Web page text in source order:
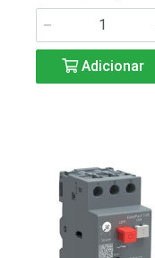
Adicionar